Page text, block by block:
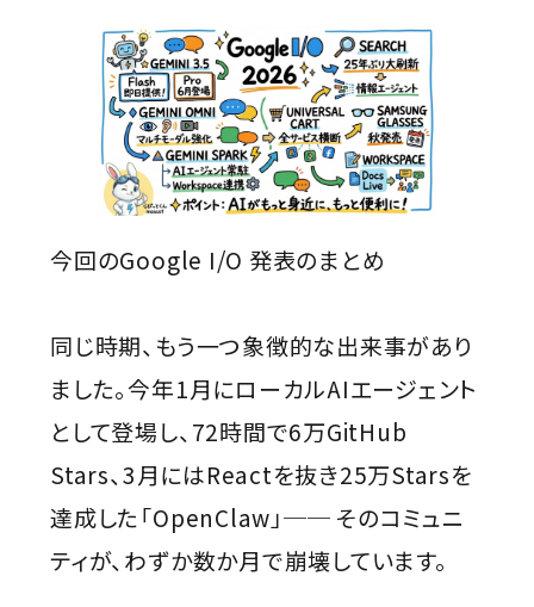
今回のGoogle I/O 発表のまとめ
同じ時期、もう一つ象徴的な出来事があり
ました。今年1月にローカルAIエージェント
として登場し、72時間で6万GitHub
Stars、3月にはReactを抜き25万Starsを
達成した「OpenClaw」── そのコミュニ
ティが、わずか数か月で崩壊しています。